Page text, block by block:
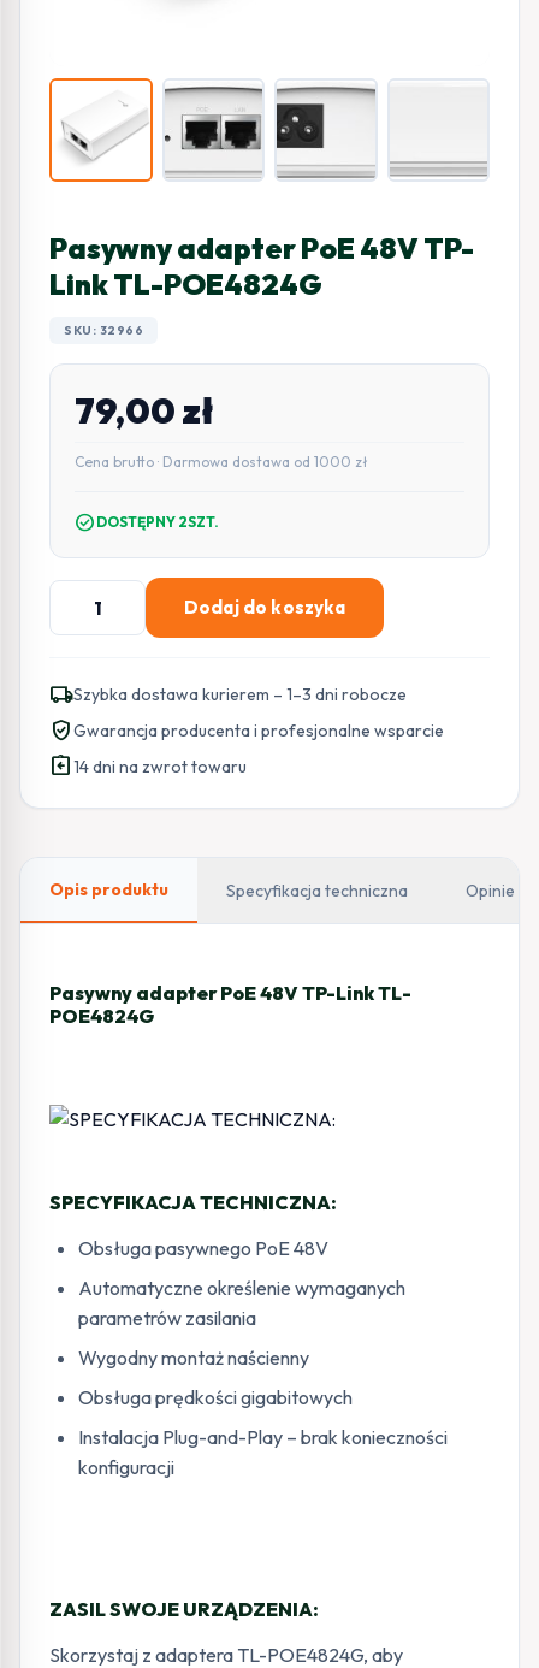
Pasywny adapter PoE 48V TP-
Link TL-POE4824G
SKU: 32966
79,00zł
Cena brutto · Darmowa dostawa od 1000 zł
check_circle DOSTĘPNY 2SZT.
ilość
Pasywny
48V
TP-
Link
Dodaj do koszyka
local_shippingSzybka dostawa kurierem – 1–3 dni robocze
verified_userGwarancja producenta i profesjonalne wsparcie
assignment_return14 dni na zwrot towaru
Opis produktu Specyfikacja techniczna Opinie
Pasywny adapter PoE 48V TP-Link TL-
POE4824G
SPECYFIKACJA TECHNICZNA:
Obsługa pasywnego PoE 48V
Automatyczne określenie wymaganych
parametrów zasilania
Wygodny montaż naścienny
Obsługa prędkości gigabitowych
Instalacja Plug-and-Play – brak konieczności
konfiguracji
ZASIL SWOJE URZĄDZENIA:
Skorzystaj z adaptera TL-POE4824G, aby